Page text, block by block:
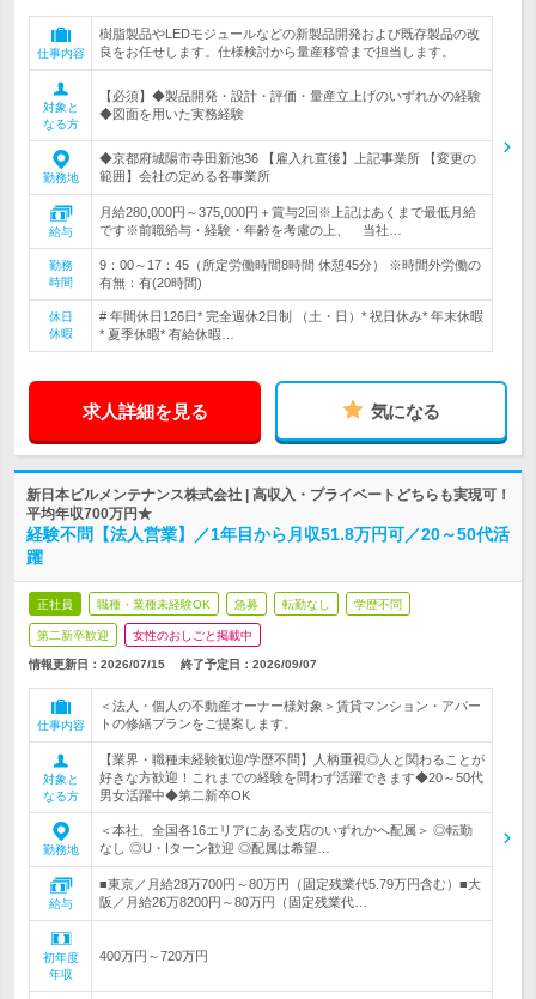
仕事内容
樹脂製品やLEDモジュールなどの新製品開発および既存製品の改
良をお任せします。仕様検討から量産移管まで担当します。
対象と
なる方
【必須】◆製品開発・設計・評価・量産立上げのいずれかの経験
◆図面を用いた実務経験
勤務地
◆京都府城陽市寺田新池36 【雇入れ直後】上記事業所 【変更の
範囲】会社の定める各事業所
給与
月給280,000円～375,000円＋賞与2回※上記はあくまで最低月給
です※前職給与・経験・年齢を考慮の上、 当社…
勤務
時間
9：00～17：45（所定労働時間8時間 休憩45分） ※時間外労働の
有無：有(20時間)
休日
休暇
# 年間休日126日* 完全週休2日制 （土・日）* 祝日休み* 年末休暇
* 夏季休暇* 有給休暇…
求人詳細を見る 気になる
新日本ビルメンテナンス株式会社 | 高収入・プライベートどちらも実現可！
平均年収700万円★
経験不問【法人営業】／1年目から月収51.8万円可／20～50代活
躍
正社員 職種・業種未経験OK 急募 転勤なし 学歴不問
第二新卒歓迎 女性のおしごと掲載中
情報更新日：2026/07/15 終了予定日： 2026/09/07
仕事内容
＜法人・個人の不動産オーナー様対象＞賃貸マンション・アパー
トの修繕プランをご提案します。
対象と
なる方
【業界・職種未経験歓迎/学歴不問】人柄重視◎人と関わることが
好きな方歓迎！これまでの経験を問わず活躍できます◆20～50代
男女活躍中◆第二新卒OK
勤務地
＜本社、全国各16エリアにある支店のいずれかへ配属＞ ◎転勤
なし ◎U・Iターン歓迎 ◎配属は希望…
給与
■東京／月給28万700円～80万円（固定残業代5.79万円含む）■大
阪／月給26万8200円～80万円（固定残業代…
初年度
年収
400万円～720万円